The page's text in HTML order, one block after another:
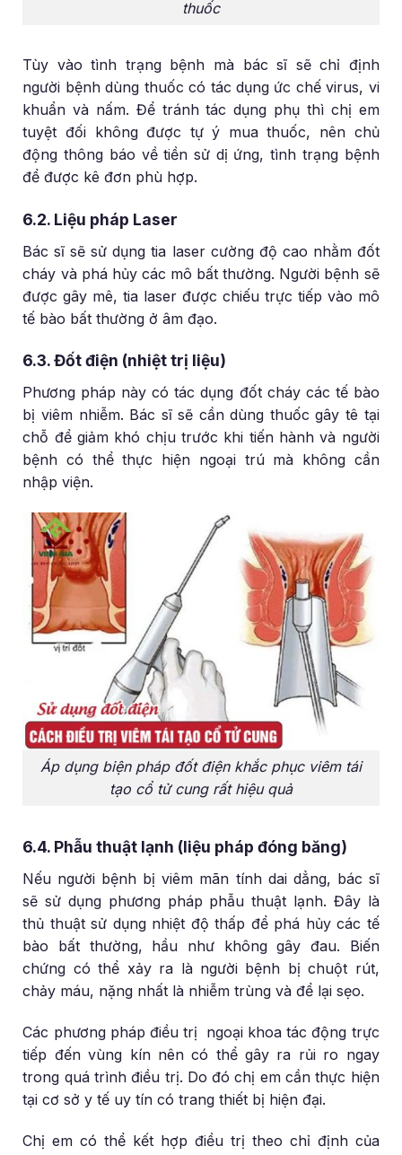
thuốc
Tùy vào tình trạng bệnh mà bác sĩ sẽ chỉ định
người bệnh dùng thuốc có tác dụng ức chế virus, vi
khuẩn và nấm. Để tránh tác dụng phụ thì chị em
tuyệt đối không được tự ý mua thuốc, nên chủ
động thông báo về tiền sử dị ứng, tình trạng bệnh
để được kê đơn phù hợp.
6.2. Liệu pháp Laser
Bác sĩ sẽ sử dụng tia laser cường độ cao nhằm đốt
cháy và phá hủy các mô bất thường. Người bệnh sẽ
được gây mê, tia laser được chiếu trực tiếp vào mô
tế bào bất thường ở âm đạo.
6.3. Đốt điện (nhiệt trị liệu)
Phương pháp này có tác dụng đốt cháy các tế bào
bị viêm nhiễm. Bác sĩ sẽ cần dùng thuốc gây tê tại
chỗ để giảm khó chịu trước khi tiến hành và người
bệnh có thể thực hiện ngoại trú mà không cần
nhập viện.
Áp dụng biện pháp đốt điện khắc phục viêm tái
tạo cổ tử cung rất hiệu quả
6.4. Phẫu thuật lạnh (liệu pháp đóng băng)
Nếu người bệnh bị viêm mãn tính dai dẳng, bác sĩ
sẽ sử dụng phương pháp phẫu thuật lạnh. Đây là
thủ thuật sử dụng nhiệt độ thấp để phá hủy các tế
bào bất thường, hầu như không gây đau. Biến
chứng có thể xảy ra là người bệnh bị chuột rút,
chảy máu, nặng nhất là nhiễm trùng và để lại sẹo.
Các phương pháp điều trị ngoại khoa tác động trực
tiếp đến vùng kín nên có thể gây ra rủi ro ngay
trong quá trình điều trị. Do đó chị em cần thực hiện
tại cơ sở y tế uy tín có trang thiết bị hiện đại.
Chị em có thể kết hợp điều trị theo chỉ định của